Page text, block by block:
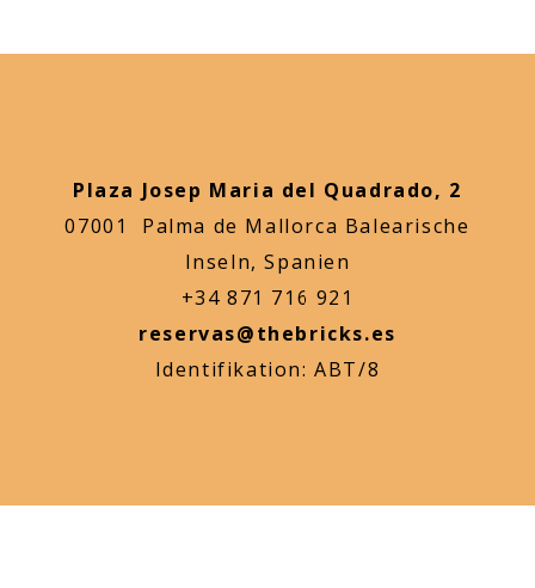
Plaza Josep Maria del Quadrado, 2
07001 Palma de Mallorca Balearische
Inseln, Spanien
+34 871 716 921
reservas@thebricks.es
Identifikation: ABT/8